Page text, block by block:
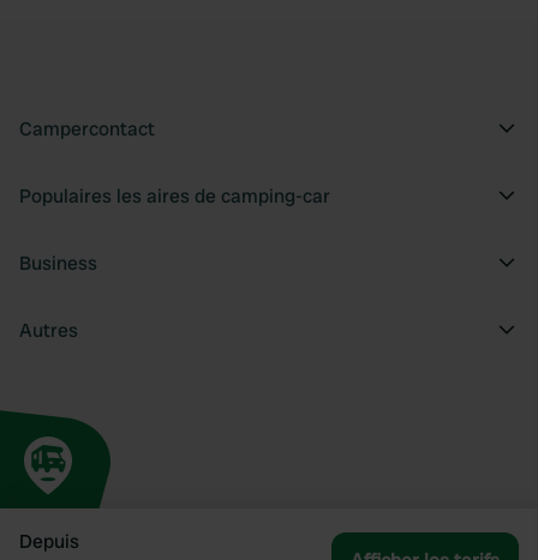
Depuis
Campercontact
Populaires les aires de camping-car
Business
Autres